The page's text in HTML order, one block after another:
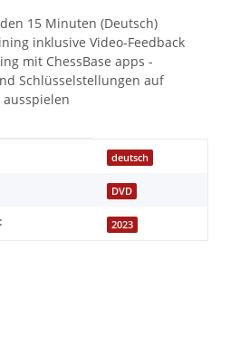
15 Minuten (Deutsch)
inklusive Video-Feedback
mit ChessBase apps -
Schlüsselstellungen auf
deutsch
DVD
2023